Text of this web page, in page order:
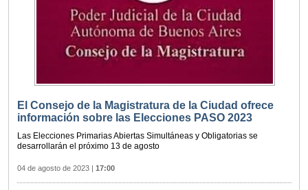
El Consejo de la Magistratura de la Ciudad ofrece
información sobre las Elecciones PASO 2023
Las Elecciones Primarias Abiertas Simultáneas y Obligatorias se
desarrollarán el próximo 13 de agosto
04 de agosto de 2023 | 17:00